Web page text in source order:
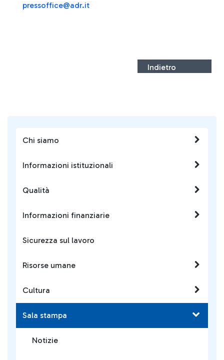
Chi siamo
Informazioni istituzionali
Qualità
Informazioni finanziarie
Sicurezza sul lavoro
Risorse umane
Cultura
Sala stampa
Notizie
pressoffice@adr.it
Indietro